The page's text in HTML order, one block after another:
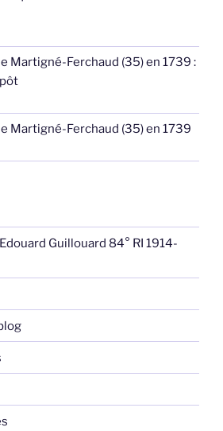
Martigné-Ferchaud (35) en 1739 :
Martigné-Ferchaud (35) en 1739
Guillouard 84° RI 1914-